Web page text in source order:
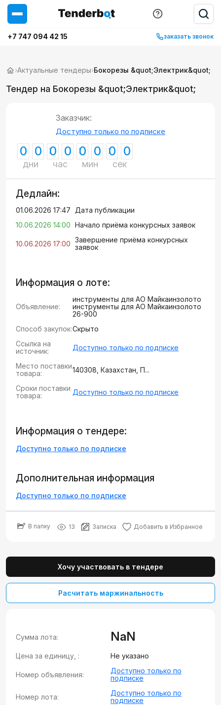
+7 747 094 42 15 заказать звонок
›Актуальные тендеры›Бокорезы &quot;Электрик&quot;
Тендер на Бокорезы &quot;Электрик&quot;
Заказчик:
Доступно только по подписке
0 0
дни
0 0
час
0 0
мин
0 0
сек
Дедлайн:
01.06.2026 17:47
Дата публикации
10.06.2026 14:00 Начало приёма конкурсных заявок
10.06.2026 17:00 Завершение приёма конкурсных
заявок
Информация о лоте:
Объявление:
инструменты для АО Майкаинзолото
инструменты для АО Майкаинзолото
26-900
Способ закупок:Скрыто
Ссылка на
источник:
Доступно только по подписке
Место поставки
товара:
140308, Казахстан, П...
Сроки поставки
товара:
Доступно только по подписке
Информация о тендере:
Доступно только по подписке
Дополнительная информация
Доступно только по подписке
В папку 13 Записка Добавить в Избранное
Хочу участвовать в тендере
Расчитать маржинальность
Сумма лота: NaN
Цена за единицу, : Не указано
Номер объявления:
Доступно только по
подписке
Номер лота:
Доступно только по
подписке